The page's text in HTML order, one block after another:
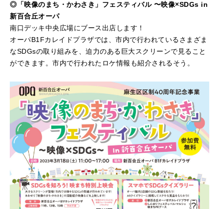
◎「映像のまち・かわさき」フェスティバル 〜映像×SDGs in
新百合丘オーパ
南口デッキ中央広場にブース出店します！
オーパB1Fカレイドプラザでは、市内で行われているさまざま
なSDGsの取り組みを、迫力のある巨大スクリーンで見ること
ができます。市内で行われたロケ情報も紹介されるそう。